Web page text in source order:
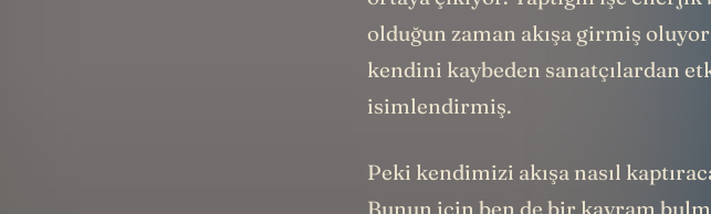
olduğun zaman akışa girmiş
kendini kaybeden sanatçılardan
isimlendirmiş.
Peki kendimizi akışa nasıl